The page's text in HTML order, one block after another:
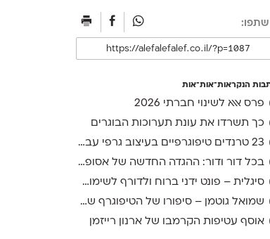
הנקראות־אות־אות
פרס אאא לשינוי חברתי 2026
כך תשרדו את עונת תערוכות הבוגרים
23 טרנדים טיפוגרפיים בעיצוב גרפי עברי, ועוד אחד לשנה הבאה
בכל דור ודור: ההגדה החדשה של אסופה, מהדורת 2026
סיגלית – פונט ידני ברוח ולדורף לשימוש חופשי
שמואל גוטמן – סיפורו של הטיפוגרף שמאחורי גופני מיקרוסופט, כפי שנחשף בארכיון של נינתו
אוסף עטיפות הקרמבו של ארנון רייזמן